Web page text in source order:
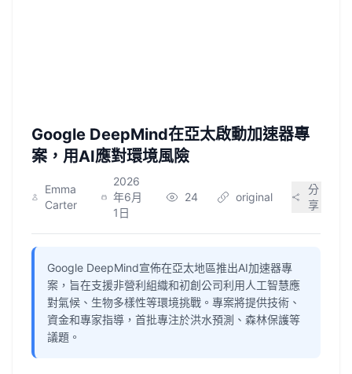
Google DeepMind在亞太啟動加速器專
案，用AI應對環境風險
Emma
Carter
2026
年6月
1日
24 original
分
享
Google DeepMind宣佈在亞太地區推出AI加速器專
案，旨在支援非營利組織和初創公司利用人工智慧應
對氣候、生物多樣性等環境挑戰。專案將提供技術、
資金和專家指導，首批專注於洪水預測、森林保護等
議題。